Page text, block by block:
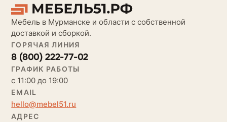
Мебель в Мурманске и области с собственной
доставкой и сборкой.
ГОРЯЧАЯ ЛИНИЯ
8 (800) 222-77-02
ГРАФИК РАБОТЫ
с 11:00 до 19:00
EMAIL
hello@mebel51.ru
АДРЕС